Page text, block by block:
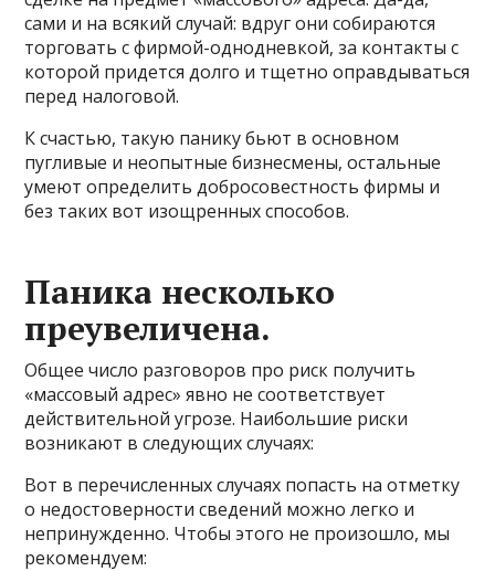
сами и на всякий случай: вдруг они собираются
торговать с фирмой-однодневкой, за контакты с
которой придется долго и тщетно оправдываться
перед налоговой.
К счастью, такую панику бьют в основном
пугливые и неопытные бизнесмены, остальные
умеют определить добросовестность фирмы и
без таких вот изощренных способов.
Паника несколько
преувеличена.
Общее число разговоров про риск получить
«массовый адрес» явно не соответствует
действительной угрозе. Наибольшие риски
возникают в следующих случаях:
Вот в перечисленных случаях попасть на отметку
о недостоверности сведений можно легко и
непринужденно. Чтобы этого не произошло, мы
рекомендуем: